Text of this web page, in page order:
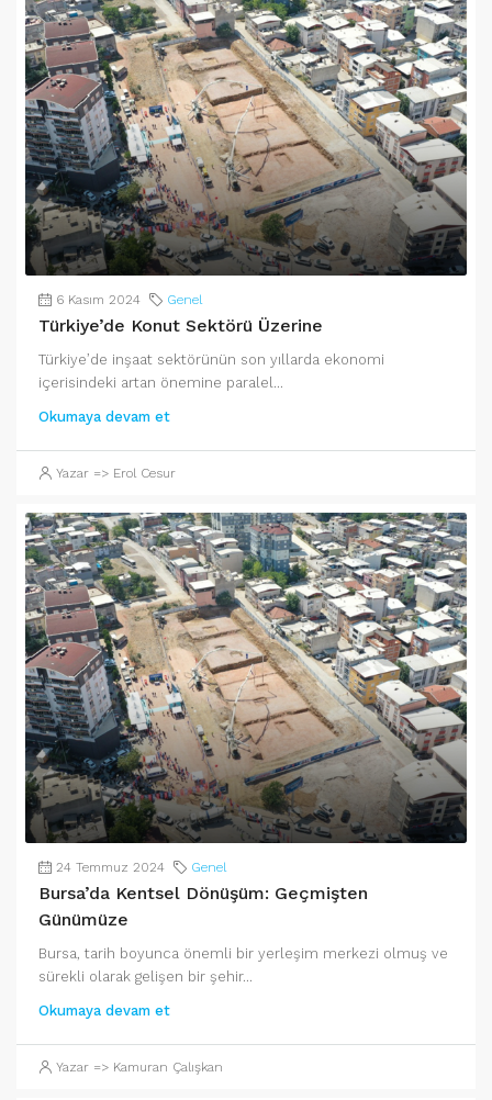
6 Kasım 2024 Genel
Türkiye’de Konut Sektörü Üzerine
Türkiye’de inşaat sektörünün son yıllarda ekonomi
içerisindeki artan önemine paralel...
Okumaya devam et
Yazar => Erol Cesur
24 Temmuz 2024 Genel
Bursa’da Kentsel Dönüşüm: Geçmişten
Günümüze
Bursa, tarih boyunca önemli bir yerleşim merkezi olmuş ve
sürekli olarak gelişen bir şehir...
Okumaya devam et
Yazar => Kamuran Çalışkan